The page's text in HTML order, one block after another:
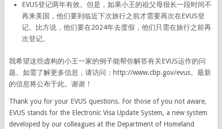
EVUS登记两年有效。但是，如果小王的祖父母很长一段时间不
再来美国，他们要到临近下次旅行之前才需要再次在EVUS登
记。比方说，他们要在2024年去度假，他们只需在旅行之前再
次登记。
我希望这些虚构的小王一家的例子能帮你解答有关EVUS运作的问
题。如需了解更多信息，请访问：http://www.cbp.gov/evus。最新
的信息将公布于此。谢谢！
Thank you for your EVUS questions. For those of you not aware,
EVUS stands for the Electronic Visa Update System, a new system
developed by our colleagues at the Department of Homeland